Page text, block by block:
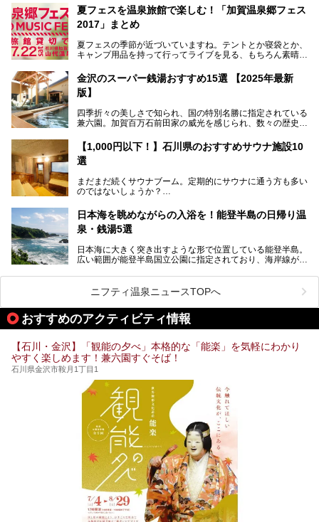
その粟津温泉に建つ「大江戸温泉物語 あわづグランドホテ
ル」（以下、あわづグランドホテル）は客室数97室のホテ
ルで、昨年2024年12月に露天風呂を新設。充実したキッズ
2025年7月からは「大江戸三つ星バイキング」がスタート！
───
提供元：大江戸温泉物語ホテルズ＆リゾーツ株式会社【P
この記事は大江戸温泉物語 あわづグランドホテルのPR記事
です。
夏フェスを温泉旅館で楽しむ！「加賀温泉郷フェス
2017」まとめ
夏フェスの季節が近づいていますね。テントとか寝袋とか、
キャンプ用品を持って行ってライブを見る、もちろん素晴ら
いやでもね、暑いし汗や砂埃でドロドロになるしうるさくて
夜は寝られないし、若い時はそういうのが良かったんですけ
今、もうちょっと気楽なフェスはないかな、と探してたらあ
りましたよ！
「加賀温泉郷フェス 2017」が石川県・山代温泉の瑠璃光を
全館貸し切って開催！
れちゃう！なんということでしょう！！
金沢のスーパー銭湯おすすめ15選 【2025年最新
版】
四季折々の美しさで知られ、国の特別名勝に指定されている
兼六園。加賀百万石前田家の威光を感じられ、数々の歴史的
ア。国内でも特に人気の観光地の1つです。北陸新幹線で東
京から約2時間30分と、首都圏からアクセスしやすい立地も
魅力ですね。
り、観光に加えて温泉もぜひ楽しみたいところ。金沢エリア
でおすすめのスーパー銭湯をご紹介します。
【1,000円以下！】石川県のおすすめサウナ施設10
選
まだまだ続くサウナブーム。定期的にサウナに通う方も多い
のではないしょうか？
今回はそんなサウナによく行く人もこれから楽しむ人も格安
で楽しめるサウナを紹介します。
など、種類豊富ですよ。
日本海を眺めながらの入浴を！能登半島の日帰り温
泉・銭湯5選
日本海に大きく突き出すような形で位置している能登半島。
広い範囲が能登半島国立公園に指定されており、海岸線が作
車で行くのがオススメですが、ドライブの際にぜひ一緒に楽
しんでいただきたいのが温泉です。絶景を眺めながらつかる
温泉は最高ですよ！ 今回はそんな能登の温泉を5つご紹介
します。
ニフティ温泉ニュースTOPへ
おすすめのアクティビティ情報
【石川・金沢】「観能の夕べ」本格的な「能楽」を気軽にわかり
やすく楽しめます！兼六園すぐそば！
石川県金沢市鞍月1丁目1